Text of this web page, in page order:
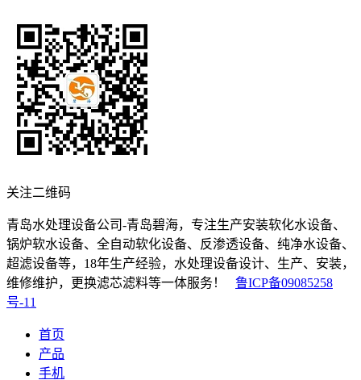
关注二维码
青岛水处理设备公司-青岛碧海，专注生产安装软化水设备、
锅炉软水设备、全自动软化设备、反渗透设备、纯净水设备、
超滤设备等，18年生产经验，水处理设备设计、生产、安装，
维修维护，更换滤芯滤料等一体服务！ 鲁ICP备09085258
号-11
首页
产品
手机